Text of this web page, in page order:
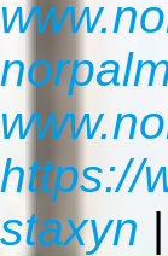
https://
staxyn |